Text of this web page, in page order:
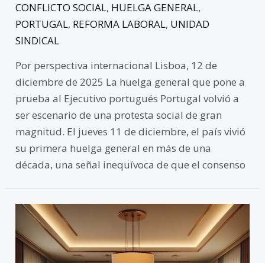
CONFLICTO SOCIAL, HUELGA GENERAL,
PORTUGAL, REFORMA LABORAL, UNIDAD
SINDICAL
Por perspectiva internacional Lisboa, 12 de
diciembre de 2025 La huelga general que pone a
prueba al Ejecutivo portugués Portugal volvió a
ser escenario de una protesta social de gran
magnitud. El jueves 11 de diciembre, el país vivió
su primera huelga general en más de una
década, una señal inequívoca de que el consenso
Reconocimiento
de
Palestina